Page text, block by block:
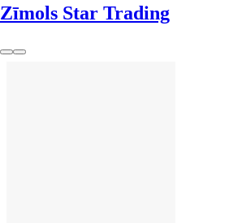
Zīmols Star Trading